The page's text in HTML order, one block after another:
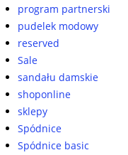
program partnerski
pudelek modowy
reserved
Sale
sandału damskie
shoponline
sklepy
Spódnice
Spódnice basic